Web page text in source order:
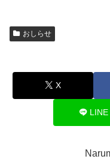
おしらせ
X
LINE